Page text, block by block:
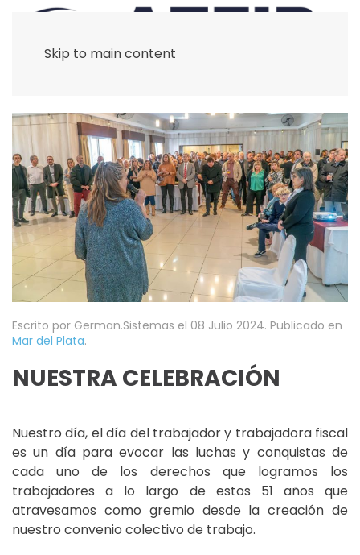
Skip to main content
Escrito por German.Sistemas el 08 Julio 2024. Publicado en
Mar del Plata.
NUESTRA CELEBRACIÓN
Nuestro día, el día del trabajador y trabajadora fiscal
es un día para evocar las luchas y conquistas de
cada uno de los derechos que logramos los
trabajadores a lo largo de estos 51 años que
atravesamos como gremio desde la creación de
nuestro convenio colectivo de trabajo.